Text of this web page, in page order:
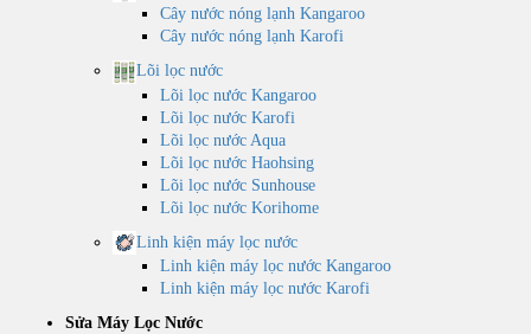
Cây nước nóng lạnh Kangaroo
Cây nước nóng lạnh Karofi
Lõi lọc nước
Lõi lọc nước Kangaroo
Lõi lọc nước Karofi
Lõi lọc nước Aqua
Lõi lọc nước Haohsing
Lõi lọc nước Sunhouse
Lõi lọc nước Korihome
Linh kiện máy lọc nước
Linh kiện máy lọc nước Kangaroo
Linh kiện máy lọc nước Karofi
Sửa Máy Lọc Nước